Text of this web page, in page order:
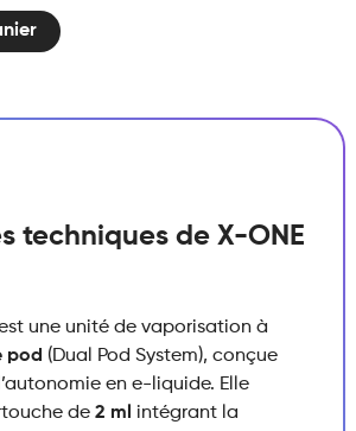
techniques de X-ONE
une unité de vaporisation à
pod (Dual Pod System), conçue
en e-liquide. Elle
de 2 ml
intégrant la